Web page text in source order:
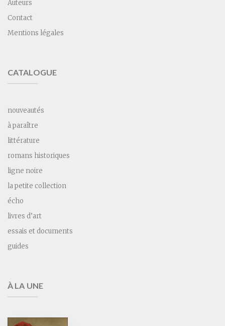
Auteurs
Contact
Mentions légales
CATALOGUE
nouveautés
à paraître
littérature
romans historiques
ligne noire
la petite collection
écho
livres d’art
essais et documents
guides
À LA UNE